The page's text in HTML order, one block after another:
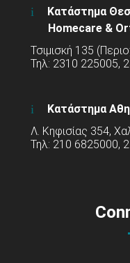
Κατάστημα
Homecare &
Τσιμισκή 135
Τηλ: 2310 225005,
Κατάστημα
Λ. Κηφισίας 354,
Τηλ: 210 6825000,